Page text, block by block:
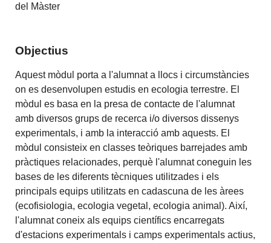
del Màster
Objectius
Aquest mòdul porta a l'alumnat a llocs i circumstàncies
on es desenvolupen estudis en ecologia terrestre. El
mòdul es basa en la presa de contacte de l'alumnat
amb diversos grups de recerca i/o diversos dissenys
experimentals, i amb la interacció amb aquests. El
mòdul consisteix en classes teòriques barrejades amb
pràctiques relacionades, perquè l'alumnat coneguin les
bases de les diferents tècniques utilitzades i els
principals equips utilitzats en cadascuna de les àrees
(ecofisiologia, ecologia vegetal, ecologia animal). Així,
l'alumnat coneix als equips científics encarregats
d'estacions experimentals i camps experimentals actius,